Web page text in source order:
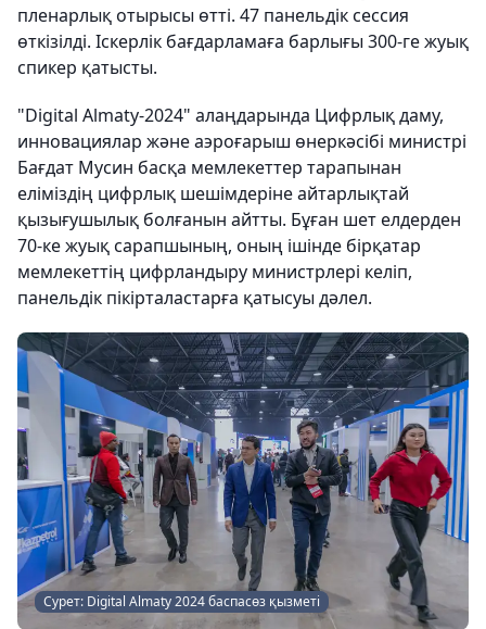
пленарлық отырысы өтті. 47 панельдік сессия
өткізілді. Іскерлік бағдарламаға барлығы 300-ге жуық
спикер қатысты.
"Digital Almaty-2024" алаңдарында Цифрлық даму,
инновациялар және аэроғарыш өнеркәсібі министрі
Бағдат Мусин басқа мемлекеттер тарапынан
еліміздің цифрлық шешімдеріне айтарлықтай
қызығушылық болғанын айтты. Бұған шет елдерден
70-ке жуық сарапшының, оның ішінде бірқатар
мемлекеттің цифрландыру министрлері келіп,
панельдік пікірталастарға қатысуы дәлел.
Сурет: Digital Almaty 2024 баспасөз қызметі